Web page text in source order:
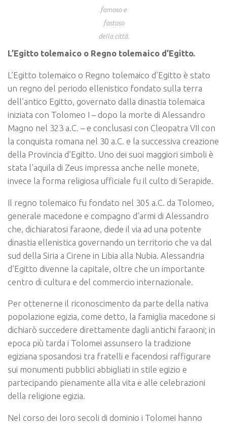
famoso e
fastoso
della città.
L’Egitto tolemaico o Regno tolemaico d’Egitto.
L’Egitto tolemaico o Regno tolemaico d’Egitto è stato
un regno del periodo ellenistico fondato sulla terra
dell’antico Egitto, governato dalla dinastia tolemaica
iniziata con Tolomeo I – dopo la morte di Alessandro
Magno nel 323 a.C. – e conclusasi con Cleopatra VII con
la conquista romana nel 30 a.C. e la successiva creazione
della Provincia d’Egitto. Uno dei suoi maggiori simboli è
stata l’aquila di Zeus impressa anche nelle monete,
invece la forma religiosa ufficiale fu il culto di Serapide.
Il regno tolemaico fu fondato nel 305 a.C. da Tolomeo,
generale macedone e compagno d’armi di Alessandro
che, dichiaratosi faraone, diede il via ad una potente
dinastia ellenistica governando un territorio che va dal
sud della Siria a Cirene in Libia alla Nubia. Alessandria
d’Egitto divenne la capitale, oltre che un importante
centro di cultura e del commercio internazionale.
Per ottenerne il riconoscimento da parte della nativa
popolazione egizia, come detto, la famiglia macedone si
dichiarò succedere direttamente dagli antichi faraoni; in
epoca più tarda i Tolomei assunsero la tradizione
egiziana sposandosi tra fratelli e facendosi raffigurare
sui monumenti pubblici abbigliati in stile egizio e
partecipando pienamente alla vita e alle celebrazioni
della religione egizia.
Nel corso dei loro secoli di dominio i Tolomei hanno